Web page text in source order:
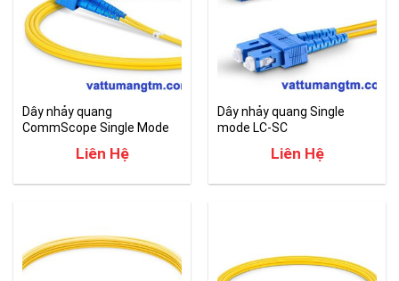
Dây nhảy quang
CommScope Single Mode
Liên Hệ
Dây nhảy quang Single
mode LC-SC
Liên Hệ